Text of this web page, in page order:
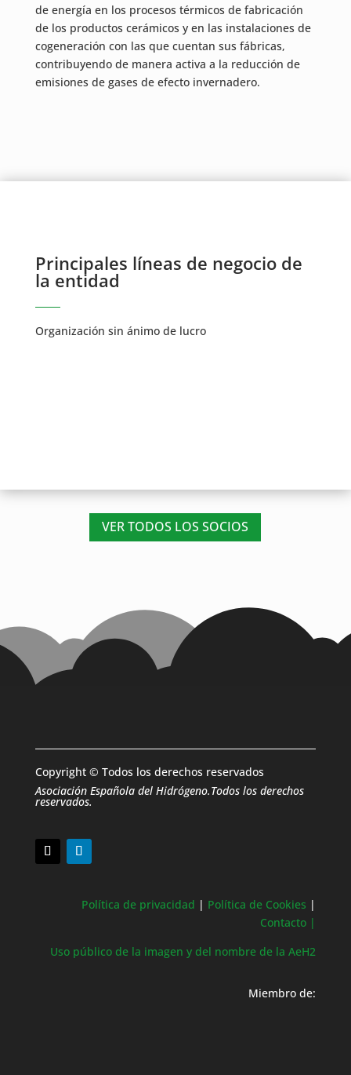
de energía en los procesos térmicos de fabricación
de los productos cerámicos y en las instalaciones de
cogeneración con las que cuentan sus fábricas,
contribuyendo de manera activa a la reducción de
emisiones de gases de efecto invernadero.
Principales líneas de negocio de
la entidad
Organización sin ánimo de lucro
VER TODOS LOS SOCIOS
Copyright © Todos los derechos reservados
Asociación Española del Hidrógeno.Todos los derechos
reservados.
Política de privacidad | Política de Cookies |
Contacto |
Uso público de la imagen y del nombre de la AeH2
Miembro de: